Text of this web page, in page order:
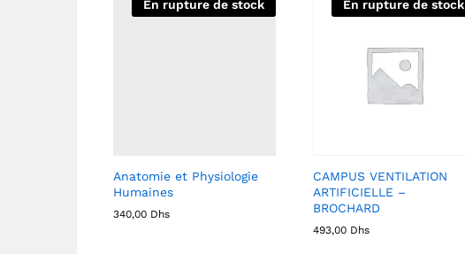
En rupture de stock
Anatomie et Physiologie
Humaines
340,00 Dhs
En rupture de stock
CAMPUS VENTILATION
ARTIFICIELLE –
BROCHARD
493,00 Dhs